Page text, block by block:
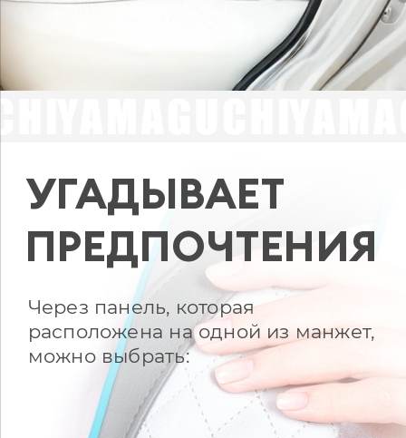
УГАДЫВАЕТ
ПРЕДПОЧТЕНИЯ
Через панель, которая
расположена на одной из манжет,
можно выбрать: